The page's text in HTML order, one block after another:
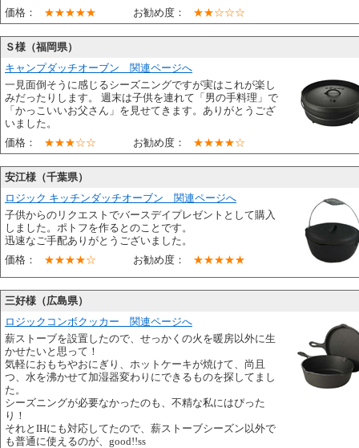
価格：
★★★★★ お勧め度： ★★☆☆☆
Ｓ様（福岡県）
キャンプダッチオーブン 関連ページへ
一見面倒そうに感じるシーズニングですが実はこれが楽し
みだったりします。 週末は子供を連れて「男の手料理」で
「かっこいいお父さん」を見せてきます。ありがとうござ
いました。
価格：
★★★☆☆ お勧め度： ★★★★☆
安江様（千葉県）
ロジック キッチンダッチオーブン 関連ページへ
子供からのリクエストでバースデイプレゼントとして購入
しました。ポトフを作るとのことです。
迅速なご手配ありがとうございました。
価格：
★★★★☆ お勧め度： ★★★★★
三好様（広島県）
ロジックコンボクッカー 関連ページへ
薪ストーブを設置したので、せっかくの火を暖房以外に生
かせたいと思って！
気軽におもちやおにぎり、ホットケーキが焼けて、尚且
つ、水を沸かせて加湿器変わりにできるものを探してまし
た。
シーズニングが必要なかったのも、不精な私にはぴった
り！
それとIHにも対応してたので、薪ストーブシーズン以外で
も普通に使えるのが、good!!ss